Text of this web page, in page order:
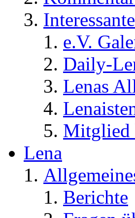
e.V.
Daily-
Lenas
Mitglied
Lena
Berichte